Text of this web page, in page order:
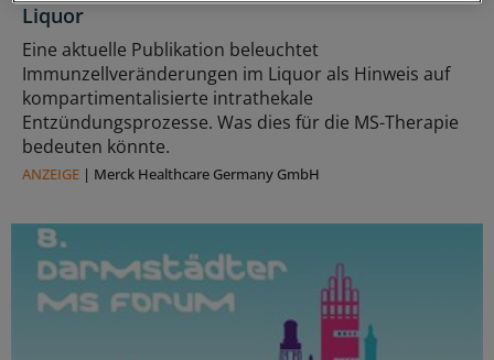
Liquor
Eine aktuelle Publikation beleuchtet
Immunzellveränderungen im Liquor als Hinweis auf
kompartimentalisierte intrathekale
Entzündungsprozesse. Was dies für die MS-Therapie
bedeuten könnte.
ANZEIGE | Merck Healthcare Germany GmbH